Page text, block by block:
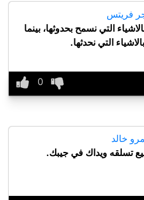
فريتس
التي نسمح بحدوثها، بينما
التي نحدثها.
خالد
تسلقه ويداك في جيبك.